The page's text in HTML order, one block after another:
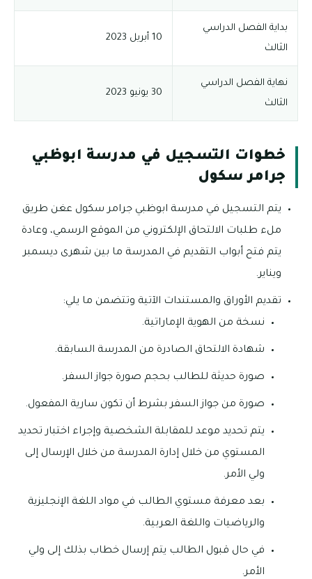
بداية الفصل الدراسي
الثالث
10 أبريل 2023
نهاية الفصل الدراسي
الثالث
30 يونيو 2023
خطوات التسجيل في مدرسة ابوظبي
جرامر سكول
يتم التسجيل في مدرسة ابوظبي جرامر سكول عغن طريق
ملء طلبات الالتحاق الإلكتروني من الموقع الرسمي، وعادة
يتم فتح أبواب التقديم في المدرسة ما بين شهرى ديسمبر
ويناير.
تقديم الأوراق والمستندات الآتية وتتضمن ما يلي:
نسخة من الهوية الإماراتية.
شهادة الالتحاق الصادرة من المدرسة السابقة.
صورة حديثة للطالب بحجم صورة جواز السفر.
صورة من جواز السفر بشرط أن تكون سارية المفعول.
يتم تحديد موعد للمقابلة الشخصية وإجراء اختبار تحديد
المستوي من خلال إدارة المدرسة من خلال الإرسال إلى
ولي الأمر.
بعد معرفة مستوي الطالب في مواد اللغة الإنجليزية
والرياضيات واللغة العربية.
في حال قبول الطالب يتم إرسال خطاب بذلك إلى ولي
الأمر.